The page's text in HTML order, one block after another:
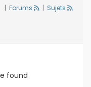
| Forums | Sujets
found